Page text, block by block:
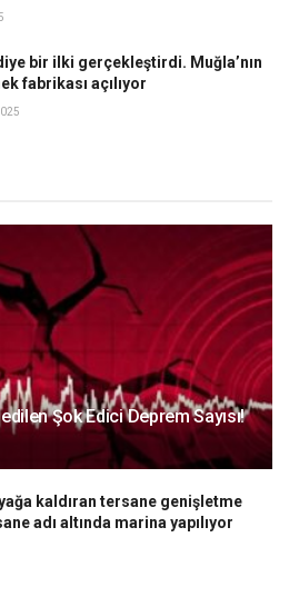
bir ilki gerçekleştirdi. Muğla’nın
fabrikası açılıyor
Şok Edici Deprem Sayısı!
kaldıran tersane genişletme
adı altında marina yapılıyor